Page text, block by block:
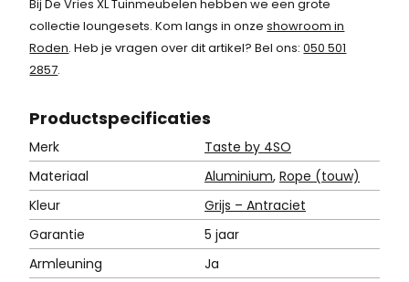
Bij De Vries XL Tuinmeubelen hebben we een grote
collectie loungesets. Kom langs in onzeshowroom in
Roden. Heb je vragen over dit artikel? Bel ons:050 501
2857.
Productspecificaties
Merk
Taste by 4SO
Materiaal
Aluminium, Rope (touw)
Kleur
Grijs – Antraciet
Garantie
5 jaar
Armleuning
Ja